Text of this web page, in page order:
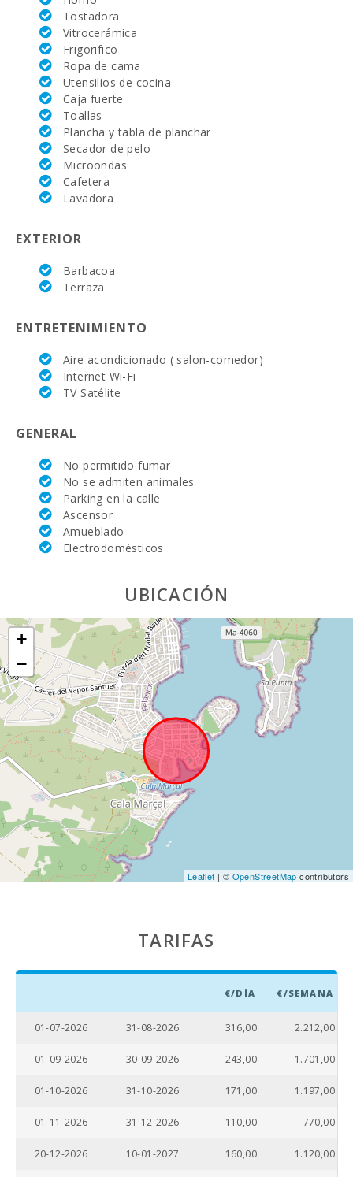
Academia de tenis
Rafa Nadal (km):
Hospital de
Manacor (km):
Hospital Son
Espases Palma de
Mallorca (km):
Mercado semanal
en Porto Colom (
los martes ) (km):
en Felanitx ( los
domingos )(km):
Mercado semanal
Montuiri (km):
Mercado semanal
en Alcudia ( los
domingos)(km):
Mercado semanal
en palma nova:
Supermercado -
Supermercado -
Eroski (m):
Supermercado
Spar (m):
(km):
Lago - Es Llac
Gran (km):
JUNGLE PARC
MALLORCA (km):
Katmandu Park
(km):
Parque
atracciones -
Palma Aquarium
(km):
Marineland
Mallorca (km):
Playa de arena -
Alcanada (km) :
Playa de Muro
Tostadora
Vitrocerámica
Frigorifico
Ropa de cama
Utensilios de cocina
Caja fuerte
Toallas
Plancha y tabla de planchar
Secador de pelo
Microondas
Cafetera
Lavadora
EXTERIOR
Barbacoa
Terraza
ENTRETENIMIENTO
Aire acondicionado ( salon-comedor)
Internet Wi-Fi
TV Satélite
GENERAL
No permitido fumar
No se admiten animales
Parking en la calle
Ascensor
Amueblado
Electrodomésticos
UBICACIÓN
+
−
Leaflet | © OpenStreetMap contributors
TARIFAS
€/DÍA €/SEMANA
01-07-2026 31-08-2026 316,00 2.212,00
01-09-2026 30-09-2026 243,00 1.701,00
01-10-2026 31-10-2026 171,00 1.197,00
01-11-2026 31-12-2026 110,00 770,00
20-12-2026 10-01-2027 160,00 1.120,00